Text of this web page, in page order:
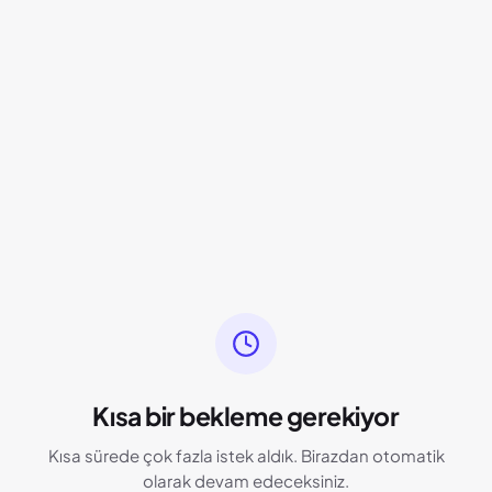
Kısa bir bekleme gerekiyor
Kısa sürede çok fazla istek aldık. Birazdan otomatik
olarak devam edeceksiniz.